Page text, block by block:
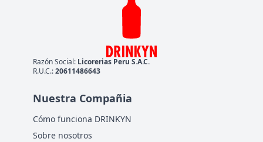
Razón Social: Licorerias Peru S.A.C.
R.U.C.:20611486643
Nuestra Compañia
Cómo funciona DRINKYN
Sobre nosotros